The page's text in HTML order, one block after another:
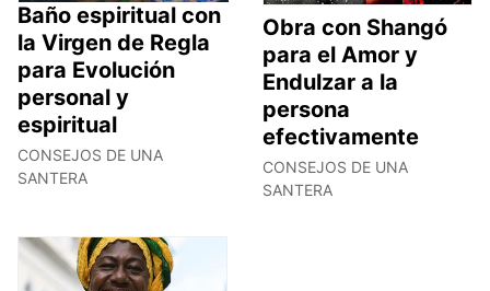
Baño espiritual con
la Virgen de Regla
para Evolución
personal y
espiritual
CONSEJOS DE UNA
SANTERA
Obra con Shangó
para el Amor y
Endulzar a la
persona
efectivamente
CONSEJOS DE UNA
SANTERA